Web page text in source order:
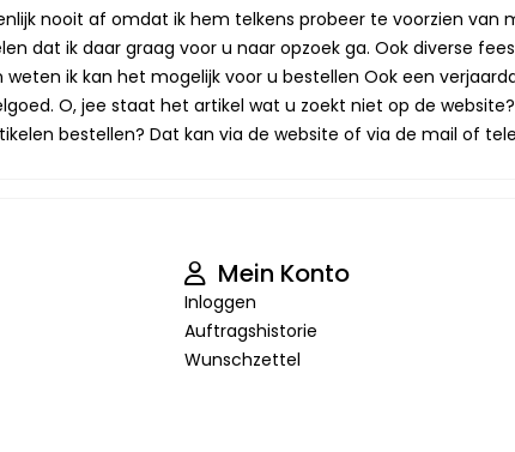
nooit af omdat ik hem telkens probeer te voorzien van
dat ik daar graag voor u naar opzoek ga. Ook diverse
ik kan het mogelijk voor u bestellen Ook een
O, jee staat het artikel wat u zoekt niet op de
bestellen? Dat kan via de website of via de mail of
Mein Konto
Inloggen
Auftragshistorie
Wunschzettel